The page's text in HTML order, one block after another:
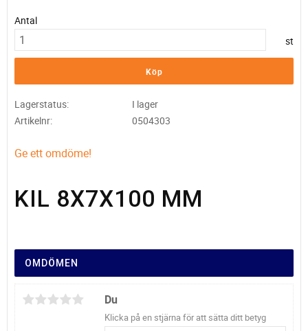
Antal
st
Köp
Lagerstatus
I lager
Artikelnr
0504303
Ge ett omdöme!
KIL 8X7X100 MM
OMDÖMEN
Du
Klicka på en stjärna för att sätta ditt betyg